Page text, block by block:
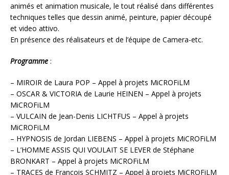
animés et animation musicale, le tout réalisé dans différentes
techniques telles que dessin animé, peinture, papier découpé
et video attivo.
En présence des réalisateurs et de l’équipe de Camera-etc.
Programme :
– MIROIR de Laura POP – Appel à projets MiCROFiLM
– OSCAR & VICTORIA de Laurie HEINEN – Appel à projets
MiCROFiLM
– VULCAIN de Jean-Denis LICHTFUS – Appel à projets
MiCROFiLM
– HYPNOSIS de Jordan LIEBENS – Appel à projets MiCROFiLM
– L’HOMME ASSIS QUI VOULAIT SE LEVER de Stéphane
BRONKART – Appel à projets MiCROFiLM
– TRACES de François SCHMITZ – Appel à projets MiCROFiLM